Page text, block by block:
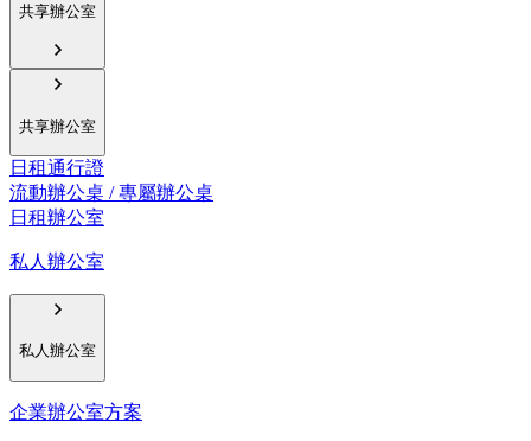
共享辦公室
共享辦公室
日租通行證
流動辦公桌 / 專屬辦公桌
日租辦公室
私人辦公室
私人辦公室
企業辦公室方案